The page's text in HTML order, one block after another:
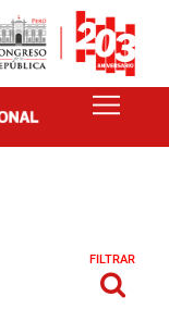
FILTRAR